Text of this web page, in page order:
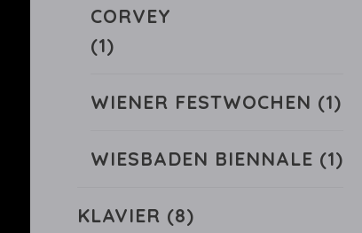
CORVEY
(1)
WIENER FESTWOCHEN (1)
WIESBADEN BIENNALE (1)
KLAVIER (8)